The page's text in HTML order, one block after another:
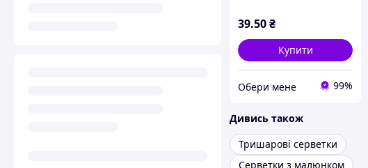
39.50₴
Купити
Обери мене 99%
Дивись також
Тришарові серветки
Серветки з малюнком